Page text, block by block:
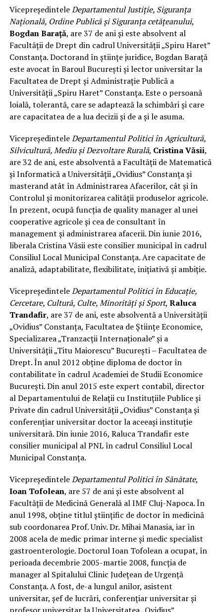
VicepreședinteleDepartamentul Justiție, Siguranța
Națională, Ordine Publică și Siguranța cetățeanului,
Bogdan Barață, are 37 de ani și este absolvent al
Facultății de Drept din cadrul Universității „Spiru Haret”
Constanța. Doctorand în științe juridice, Bogdan Barață
este avocat în Baroul București și lector universitar la
Facultatea de Drept și Administrație Publică a
Universității „Spiru Haret” Constanța. Este o persoană
loială, tolerantă, care se adaptează la schimbări și care
are capacitatea de a lua decizii și de a și le asuma.
VicepreședinteleDepartamentul Politici în Agricultură,
Silvicultură, Mediu și Dezvoltare Rurală, Cristina Văsii,
are 32 de ani, este absolventă a Facultății de Matematică
și Informatică a Universității „Ovidius” Constanța și
masterand atât în Administrarea Afacerilor, cât și în
Controlul și monitorizarea calității produselor agricole.
În prezent, ocupă funcția de quality manager al unei
cooperative agricole și cea de consultant în
management și administrarea afacerii. Din iunie 2016,
liberala Cristina Văsii este consilier municipal în cadrul
Consiliul Local Municipal Constanța. Are capacitate de
analiză, adaptabilitate, flexibilitate, inițiativă și ambiție.
VicepreședinteleDepartamentul Politici în Educație,
Cercetare, Cultură, Culte, Minorități și Sport, Raluca
Trandafir, are 37 de ani, este absolventă a Universității
„Ovidius” Constanța, Facultatea de Științe Economice,
Specializarea „Tranzacții Internaționale” și a
Universității „Titu Maiorescu” București – Facultatea de
Drept. În anul 2012 obține diploma de doctor în
contabilitate în cadrul Academiei de Studii Economice
București. Din anul 2015 este expert contabil, director
al Departamentului de Relații cu Instituțiile Publice și
Private din cadrul Universității „Ovidius” Constanța și
conferențiar universitar doctor la aceeași instituție
universitară. Din iunie 2016, Raluca Trandafir este
consilier municipal al PNL în cadrul Consiliul Local
Municipal Constanța.
VicepreședinteleDepartamentul Politici în Sănătate,
Ioan Tofolean, are 57 de ani și este absolvent al
Facultății de Medicină Generală al IMF Cluj-Napoca. În
anul 1998, obține titlul științific de doctor în medicină
sub coordonarea Prof. Univ. Dr. Mihai Manasia, iar în
2008 acela de medic primar interne și medic specialist
gastroenterologie. Doctorul Ioan Tofolean a ocupat, în
perioada decembrie 2005-martie 2008, funcția de
manager al Spitalului Clinic Județean de Urgență
Constanța. A fost, de-a lungul anilor, asistent
universitar, șef de lucrări, conferențiar universitar și